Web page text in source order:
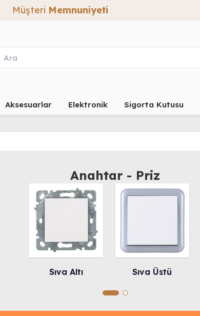
Aksesuarlar Elektronik Sigorta Kutusu
Anahtar - Priz
Sıva Altı Sıva Üstü